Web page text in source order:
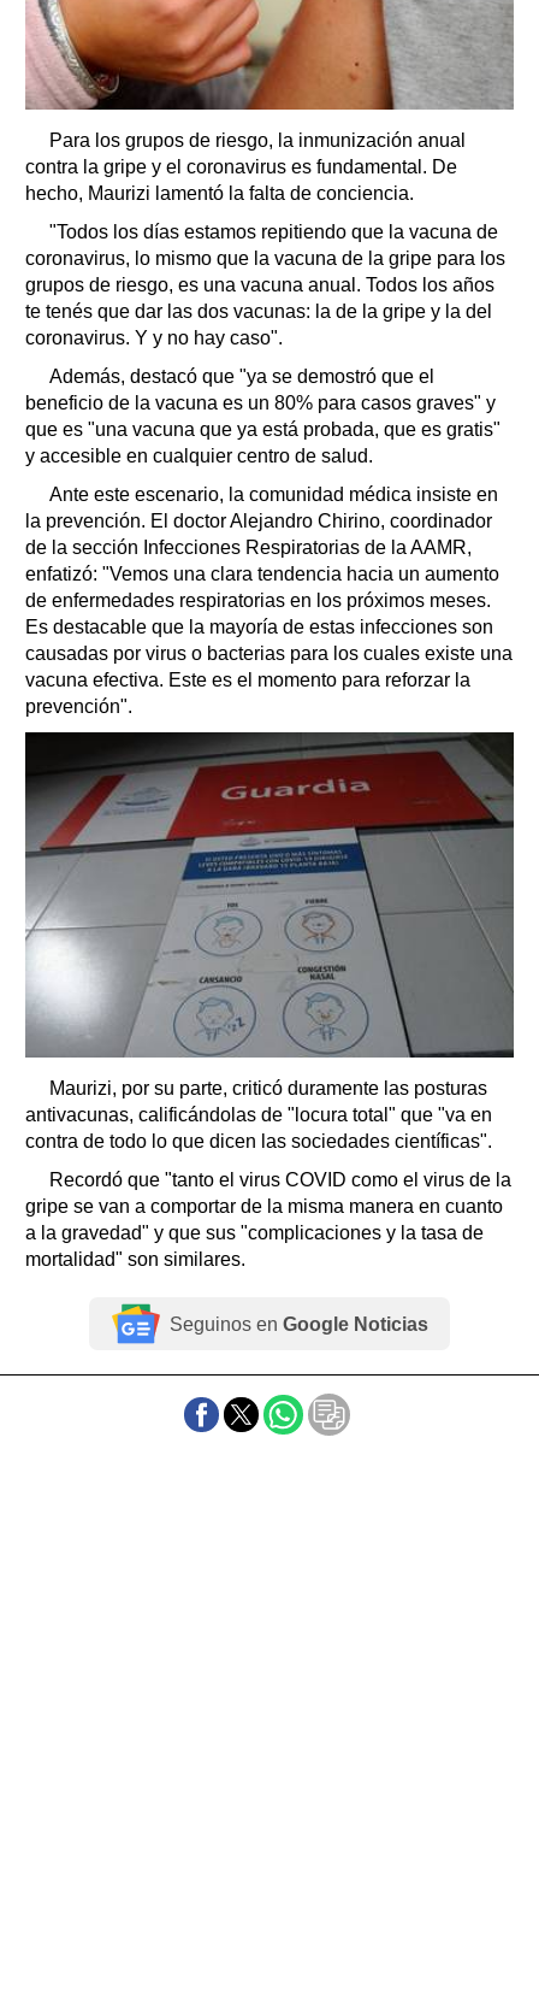
Para los grupos de riesgo, la inmunización anual
contra la gripe y el coronavirus es fundamental. De
hecho, Maurizi lamentó la falta de conciencia.
"Todos los días estamos repitiendo que la vacuna de
coronavirus, lo mismo que la vacuna de la gripe para los
grupos de riesgo, es una vacuna anual. Todos los años
te tenés que dar las dos vacunas: la de la gripe y la del
coronavirus. Y y no hay caso".
Además, destacó que "ya se demostró que el
beneficio de la vacuna es un 80% para casos graves" y
que es "una vacuna que ya está probada, que es gratis"
y accesible en cualquier centro de salud.
Ante este escenario, la comunidad médica insiste en
la prevención. El doctor Alejandro Chirino, coordinador
de la sección Infecciones Respiratorias de la AAMR,
enfatizó: "Vemos una clara tendencia hacia un aumento
de enfermedades respiratorias en los próximos meses.
Es destacable que la mayoría de estas infecciones son
causadas por virus o bacterias para los cuales existe una
vacuna efectiva. Este es el momento para reforzar la
prevención".
Maurizi, por su parte, criticó duramente las posturas
antivacunas, calificándolas de "locura total" que "va en
contra de todo lo que dicen las sociedades científicas".
Recordó que "tanto el virus COVID como el virus de la
gripe se van a comportar de la misma manera en cuanto
a la gravedad" y que sus "complicaciones y la tasa de
mortalidad" son similares.
Seguinos en Google Noticias